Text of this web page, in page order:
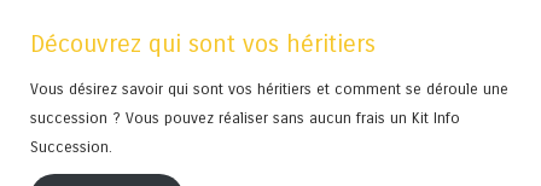
Découvrez qui sont vos héritiers
Vous désirez savoir qui sont vos héritiers et comment se déroule une
succession ? Vous pouvez réaliser sans aucun frais un Kit Info
Succession.